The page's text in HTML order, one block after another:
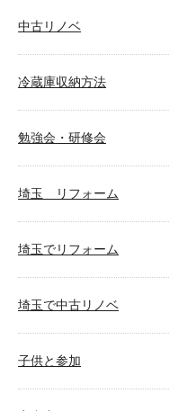
中古リノベ
冷蔵庫収納方法
勉強会・研修会
埼玉 リフォーム
埼玉でリフォーム
埼玉で中古リノベ
子供と参加